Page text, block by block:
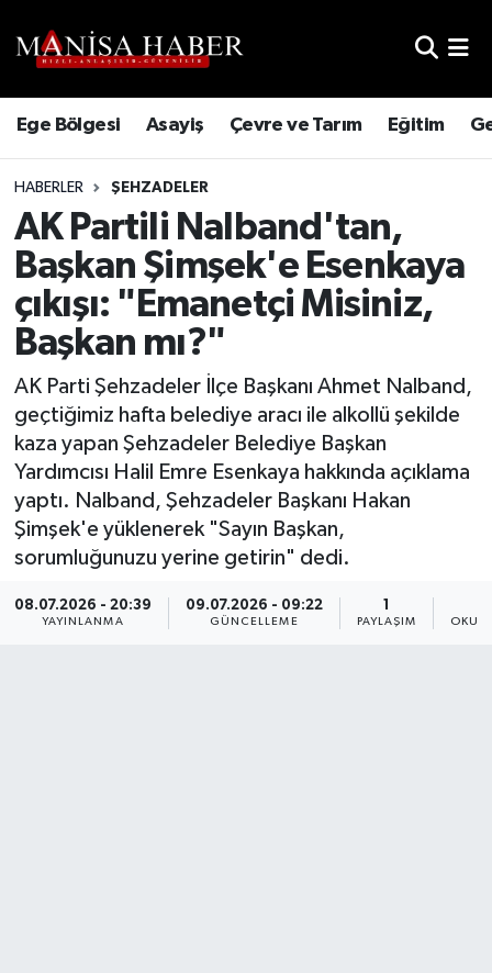
Ege Bölgesi Asayiş Çevre ve Tarım Eğitim
HABERLER ŞEHZADELER
AK Partili Nalband'tan,
Başkan Şimşek'e Esenkaya
çıkışı: "Emanetçi Misiniz,
Başkan mı?"
AK Parti Şehzadeler İlçe Başkanı Ahmet Nalband,
geçtiğimiz hafta belediye aracı ile alkollü şekilde
kaza yapan Şehzadeler Belediye Başkan
Yardımcısı Halil Emre Esenkaya hakkında açıklama
yaptı. Nalband, Şehzadeler Başkanı Hakan
Şimşek'e yüklenerek "Sayın Başkan,
sorumluğunuzu yerine getirin" dedi.
08.07.2026 - 20:39
YAYINLANMA
09.07.2026 - 09:22
GÜNCELLEME
1
PAYLAŞIM
Trafik Durumu
Süper Lig Puan Durumu ve Fikstür
Tüm Manşetler
Son Dakika Haberleri
Haber Arşivi